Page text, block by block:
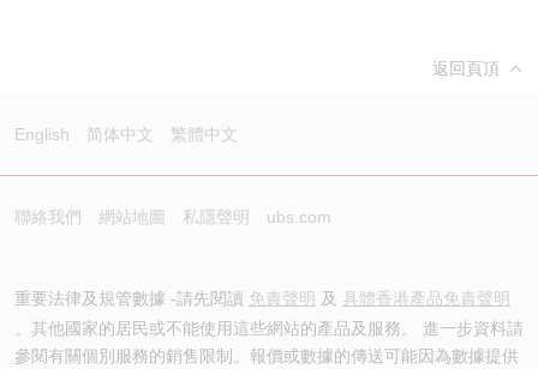
返回頁頂
English 简体中文 繁體中文
聯絡我們 網站地圖 私隱聲明 ubs.com
重要法律及規管數據 -請先閱讀 免責聲明 及 具體香港產品免責聲明
。其他國家的居民或不能使用這些網站的產品及服務。 進一步資料請
參閱有關個別服務的銷售限制。報價或數據的傳送可能因為數據提供